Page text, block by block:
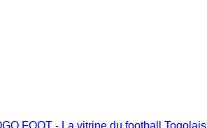
FOOT - La vitrine du football Togolais